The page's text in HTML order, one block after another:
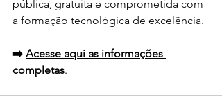
pública, gratuita e comprometida com
a formação tecnológica de excelência.
➡️ Acesse aqui as informações
completas.